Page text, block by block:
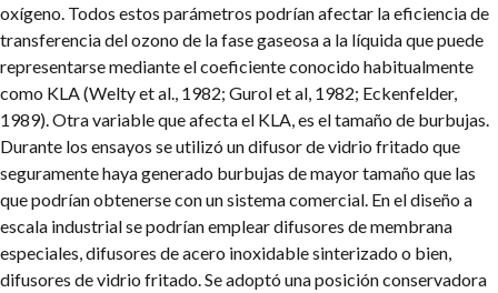
oxígeno. Todos estos parámetros podrían afectar la eficiencia de
transferencia del ozono de la fase gaseosa a la líquida que puede
representarse mediante el coeficiente conocido habitualmente
como KLA (Welty et al., 1982; Gurol et al, 1982; Eckenfelder,
1989). Otra variable que afecta el KLA, es el tamaño de burbujas.
Durante los ensayos se utilizó un difusor de vidrio fritado que
seguramente haya generado burbujas de mayor tamaño que las
que podrían obtenerse con un sistema comercial. En el diseño a
escala industrial se podrían emplear difusores de membrana
especiales, difusores de acero inoxidable sinterizado o bien,
difusores de vidrio fritado. Se adoptó una posición conservadora